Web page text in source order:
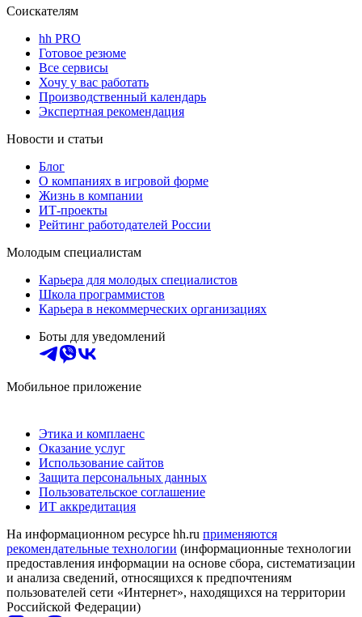
Соискателям
hh PRO
Готовое резюме
Все сервисы
Хочу у вас работать
Производственный календарь
Экспертная рекомендация
Новости и статьи
Блог
О компаниях в игровой форме
Жизнь в компании
ИТ-проекты
Рейтинг работодателей России
Молодым специалистам
Карьера для молодых специалистов
Школа программистов
Карьера в некоммерческих организациях
Боты для уведомлений
Мобильное приложение
Этика и комплаенс
Оказание услуг
Использование сайтов
Защита персональных данных
Пользовательское соглашение
ИТ аккредитация
На информационном ресурсе hh.ru применяются
рекомендательные технологии (информационные технологии
предоставления информации на основе сбора, систематизации
и анализа сведений, относящихся к предпочтениям
пользователей сети «Интернет», находящихся на территории
Российской Федерации)